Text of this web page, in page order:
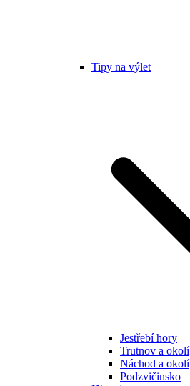
Tipy na výlet
Jestřebí hory
Trutnov a okolí
Náchod a okolí
Podzvičinsko